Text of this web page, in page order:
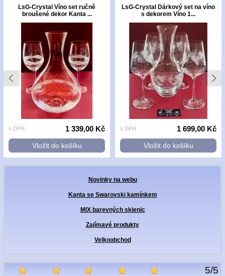
Novinky na webu
Kanta se Swarovski kamínkem
MIX barevných sklenic
Zajímavé produkty
Velkoobchod
5/5
LsG-Crystal Víno set ručně
broušené dekor Kanta ...
s DPH 1 339,00 Kč
Vložit do košíku
LsG-Crystal Dárkový set na víno
s dekorem Víno 1...
s DPH 1 699,00 Kč
Vložit do košíku